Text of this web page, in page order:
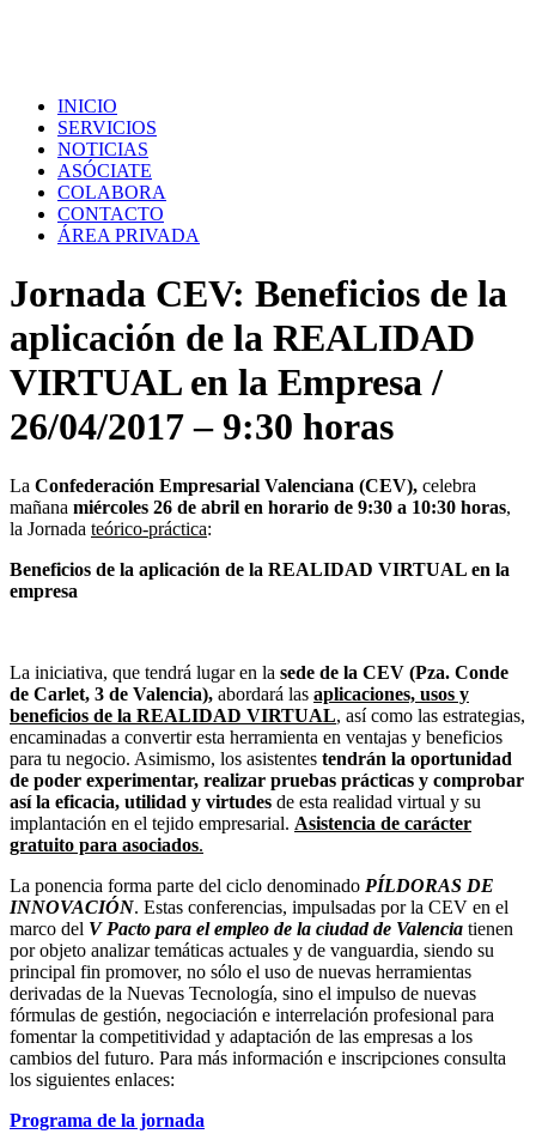
INICIO
SERVICIOS
NOTICIAS
ASÓCIATE
COLABORA
CONTACTO
ÁREA PRIVADA
Jornada CEV: Beneficios de la
aplicación de la REALIDAD
VIRTUAL en la Empresa /
26/04/2017 – 9:30 horas
La Confederación Empresarial Valenciana (CEV), celebra
mañana miércoles 26 de abril en horario de 9:30 a 10:30 horas,
la Jornada teórico-práctica:
Beneficios de la aplicación de la REALIDAD VIRTUAL en la
empresa
La iniciativa, que tendrá lugar en la sede de la CEV (Pza. Conde
de Carlet, 3 de Valencia), abordará las aplicaciones, usos y
beneficios de la REALIDAD VIRTUAL, así como las estrategias,
encaminadas a convertir esta herramienta en ventajas y beneficios
para tu negocio. Asimismo, los asistentes tendrán la oportunidad
de poder experimentar, realizar pruebas prácticas y comprobar
así la eficacia, utilidad y virtudes de esta realidad virtual y su
implantación en el tejido empresarial. Asistencia de carácter
gratuito para asociados.
La ponencia forma parte del ciclo denominado PÍLDORAS DE
INNOVACIÓN. Estas conferencias, impulsadas por la CEV en el
marco del V Pacto para el empleo de la ciudad de Valencia tienen
por objeto analizar temáticas actuales y de vanguardia, siendo su
principal fin promover, no sólo el uso de nuevas herramientas
derivadas de la Nuevas Tecnología, sino el impulso de nuevas
fórmulas de gestión, negociación e interrelación profesional para
fomentar la competitividad y adaptación de las empresas a los
cambios del futuro. Para más información e inscripciones consulta
los siguientes enlaces:
Programa de la jornada